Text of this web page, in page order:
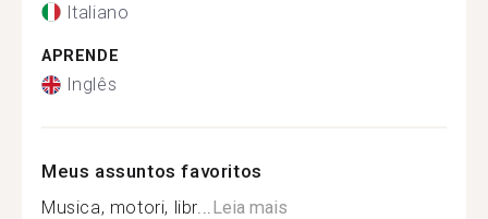
Italiano
APRENDE
Inglês
Meus assuntos favoritos
Musica, motori, libr...Leia mais